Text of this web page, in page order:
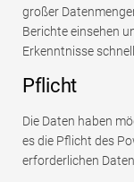
großer
Berichte einsehen
Erkenntnisse
Pflicht
Die Daten haben
es die Pflicht des
erforderlichen